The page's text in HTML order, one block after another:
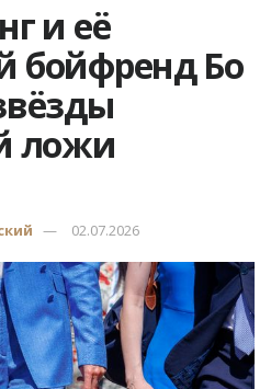
и её
бойфренд Бо
ложи
02.07.2026